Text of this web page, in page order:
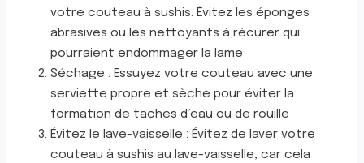
votre couteau à sushis. Évitez les éponges
abrasives ou les nettoyants à récurer qui
pourraient endommager la lame
Séchage : Essuyez votre couteau avec une
serviette propre et sèche pour éviter la
formation de taches d’eau ou de rouille
Évitez le lave-vaisselle : Évitez de laver votre
couteau à sushis au lave-vaisselle, car cela